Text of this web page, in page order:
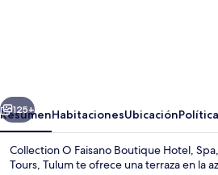
Hotel,
Spa,
Transportation,
Siguiente
125+
ResumenHabitacionesUbicación
Collection O Faisano Boutique Hotel,
Tours, Tulum te ofrece una terraza en la